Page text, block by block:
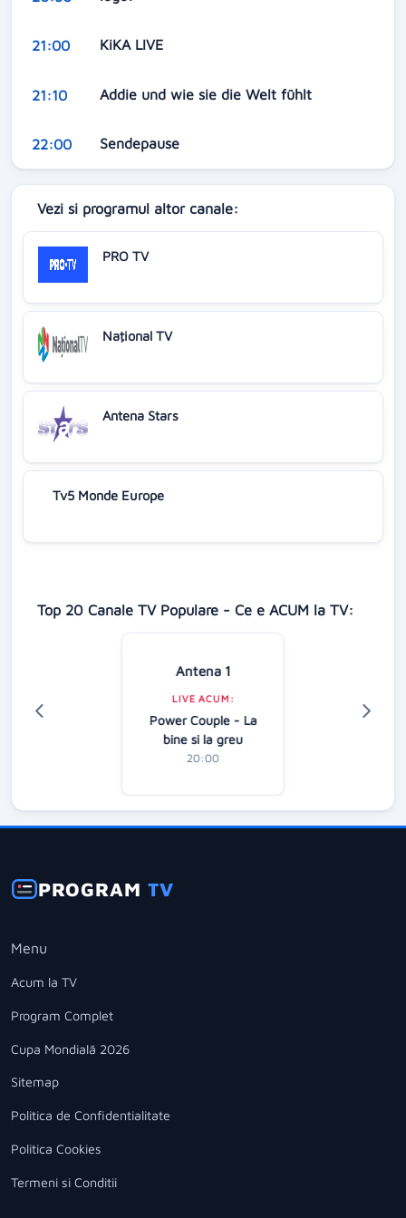
21:00 KiKA LIVE
21:10 Addie und wie sie die Welt fühlt
22:00 Sendepause
Vezi si programul altor canale:
PRO TV
Naţional TV
Antena Stars
Tv5 Monde Europe
Top 20 Canale TV Populare - Ce e ACUM la TV:
Antena 1
LIVE ACUM:
Power Couple - La
bine si la greu
20:00
PROGRAMTV
Menu
Acum la TV
Program Complet
Cupa Mondială 2026
Sitemap
Politica de Confidentialitate
Politica Cookies
Termeni si Conditii